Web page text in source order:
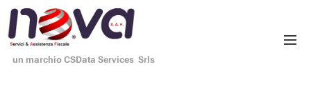
un marchio CSData Services Srls